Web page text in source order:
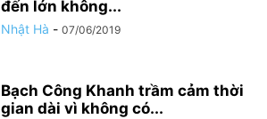
đến lớn không...
Nhật Hà - 07/06/2019
Bạch Công Khanh trầm cảm thời
gian dài vì không có...